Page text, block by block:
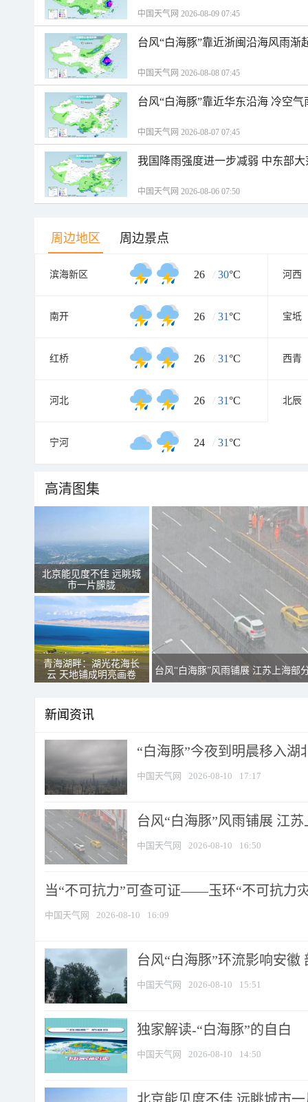
中国天气网 2026-08-09 07:45
台风“白海豚”靠近浙闽沿海风雨渐
中国天气网 2026-08-08 07:45
台风“白海豚”靠近华东沿海 冷空
中国天气网 2026-08-07 07:45
我国降雨强度进一步减弱 中东部
中国天气网 2026-08-06 07:50
周边地区 周边景点
滨海新区 26 / 30°C 河西
南开 26 / 31°C 宝坻
红桥 26 / 31°C 西青
河北 26 / 31°C 北辰
宁河 24 / 31°C
高清图集
北京能见度不佳 远眺城
市一片朦胧
青海湖畔：湖光花海长
云 天地铺成明亮画卷
台风“白海豚”风雨铺展 江苏上海部
新闻资讯
“白海豚”今夜到明晨移入湖
中国天气网 2026-08-10 17:17
台风“白海豚”风雨铺展 江
中国天气网 2026-08-10 16:50
当“不可抗力”可查可证——玉环“不可抗力
中国天气网 2026-08-10 16:09
台风“白海豚”环流影响安
中国天气网 2026-08-10 15:51
​独家解读-“白海豚”的自白
中国天气网 2026-08-10 14:50